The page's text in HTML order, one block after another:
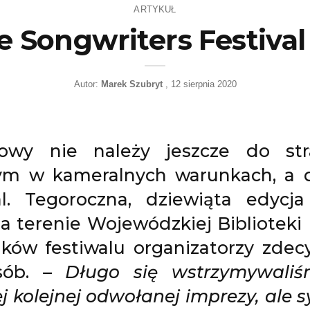
ARTYKUŁ
Songwriters
Autor: Marek Szubryt 12 sierpnia 2020
nie należy jeszcze do
w kameralnych warunkach, a
Tegoroczna, dziewiąta
terenie Wojewódzkiej Biblioteki
festiwalu organizatorzy
– Długo się
kolejnej odwołanej imprezy, ale